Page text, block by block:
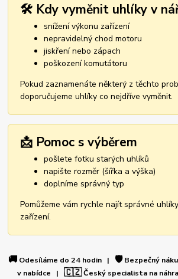
🛠️ Kdy vyměnit uhlíky v
snížení výkonu zařízení
nepravidelný chod motoru
jiskření nebo zápach
poškození komutátoru
Pokud zaznamenáte některý z těchto
doporučujeme uhlíky co nejdříve vyměnit.
📩 Pomoc s výběrem
pošlete fotku starých uhlíků
napište rozměr (šířka a výška)
doplníme správný typ
Pomůžeme vám rychle najít správné
zařízení.
🚚 Odesíláme do 24 hodin | 🛡️Bezpečný
v nabídce | 🇨🇿Český specialista na